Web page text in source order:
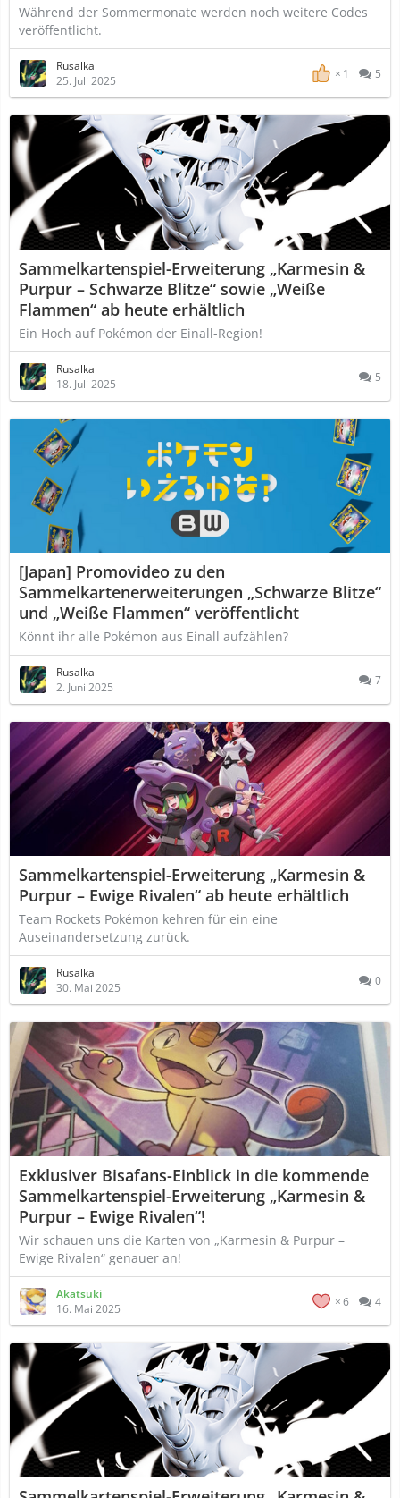
Während der Sommermonate werden noch weitere Codes
veröffentlicht.
Rusalka
25. Juli 2025
1 5
Sammelkartenspiel-Erweiterung „Karmesin &
Purpur – Schwarze Blitze“ sowie „Weiße
Flammen“ ab heute erhältlich
Ein Hoch auf Pokémon der Einall-Region!
Rusalka
18. Juli 2025
5
[Japan] Promovideo zu den
Sammelkartenerweiterungen „Schwarze Blitze“
und „Weiße Flammen“ veröffentlicht
Könnt ihr alle Pokémon aus Einall aufzählen?
Rusalka
2. Juni 2025
7
Sammelkartenspiel-Erweiterung „Karmesin &
Purpur – Ewige Rivalen“ ab heute erhältlich
Team Rockets Pokémon kehren für ein eine
Auseinandersetzung zurück.
Rusalka
30. Mai 2025
0
Exklusiver Bisafans-Einblick in die kommende
Sammelkartenspiel-Erweiterung „Karmesin &
Purpur – Ewige Rivalen“!
Wir schauen uns die Karten von „Karmesin & Purpur –
Ewige Rivalen“ genauer an!
Akatsuki
16. Mai 2025
6 4